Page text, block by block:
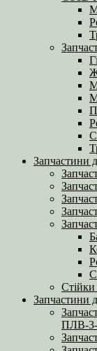
Запчастини
Стійки
Запчастини
ПЛВ-